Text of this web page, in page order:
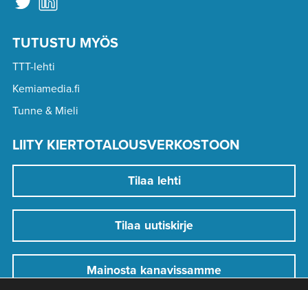
TUTUSTU MYÖS
TTT-lehti
Kemiamedia.fi
Tunne & Mieli
LIITY KIERTOTALOUSVERKOSTOON
Tilaa lehti
Tilaa uutiskirje
Mainosta kanavissamme